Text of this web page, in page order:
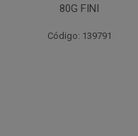
80G FINI
Código: 139791